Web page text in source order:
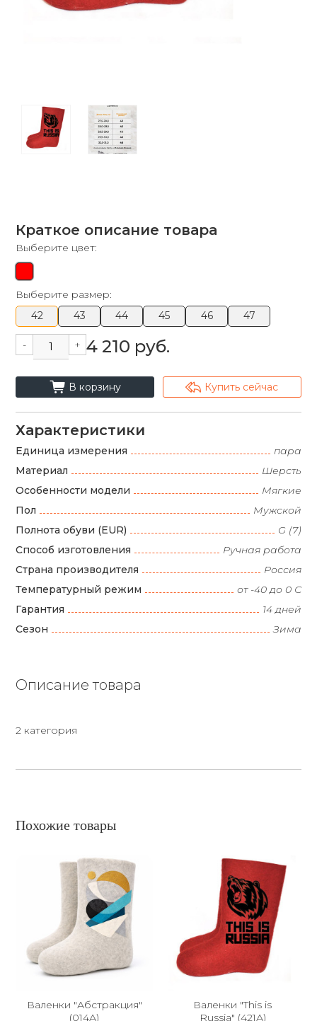
Краткое описание товара
Выберите цвет:
Выберите размер:
42
43 44 45 46 47
- + 4 210 руб.
cart_fill В корзину arrowshape_turn_up_left_2 Купить сейчас
Характеристики
Единица измерения
пара
Материал
Шерсть
Особенности модели
Мягкие
Пол
Мужской
Полнота обуви (EUR)
G (7)
Способ изготовления
Ручная работа
Страна производителя
Россия
Температурный режим
от -40 до 0 С
Гарантия
14 дней
Сезон
Зима
Описание товара
2 категория
Похожие товары
Валенки "Абстракция"
(014А)
Валенки "This is
Russia" (421А)